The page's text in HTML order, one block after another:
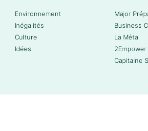
Environnement
Inégalités
Culture
Idées
Major
Business
La Méta
2Empower
Capitaine